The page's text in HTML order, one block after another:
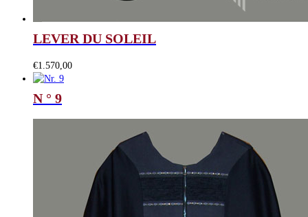
LEVER DU SOLEIL
€1.570,00
N ° 9